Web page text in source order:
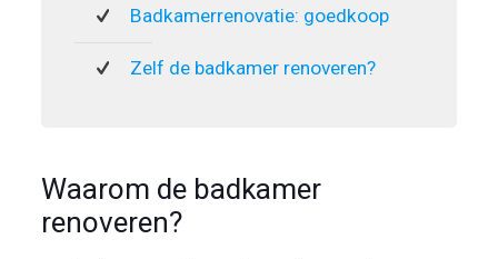
Badkamerrenovatie: goedkoop
Zelf de badkamer renoveren?
Waarom de badkamer
renoveren?